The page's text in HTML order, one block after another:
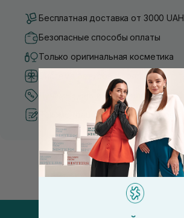
Бесплатная доставка от 3000 UAH
Безопасные способы оплаты
Только оригинальная косметика
Система бонусов и лояльности
Лучшие цены и топ товары
Рекомендации от косметологов